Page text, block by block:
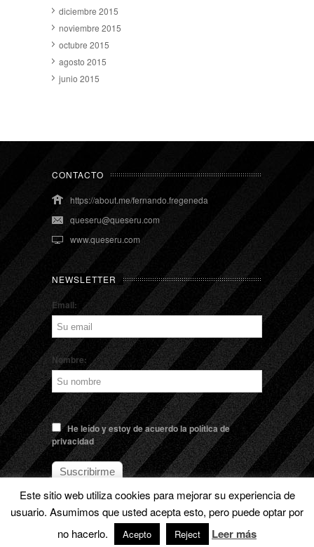
diciembre 2015
noviembre 2015
octubre 2015
agosto 2015
junio 2015
CONTACTO
https://about.me/fernando.fregeneda
queseru@queseru.com
www.queseru.com
NEWSLETTER
Email:
Nombre:
He leído y estoy de acuerdo la política de
privacidad
© EL QUESERU. Cheese Man |Aviso legal
Este sitio web utiliza cookies para mejorar su experiencia de
usuario. Asumimos que usted acepta esto, pero puede optar por
no hacerlo.
Acepto Reject Leer más